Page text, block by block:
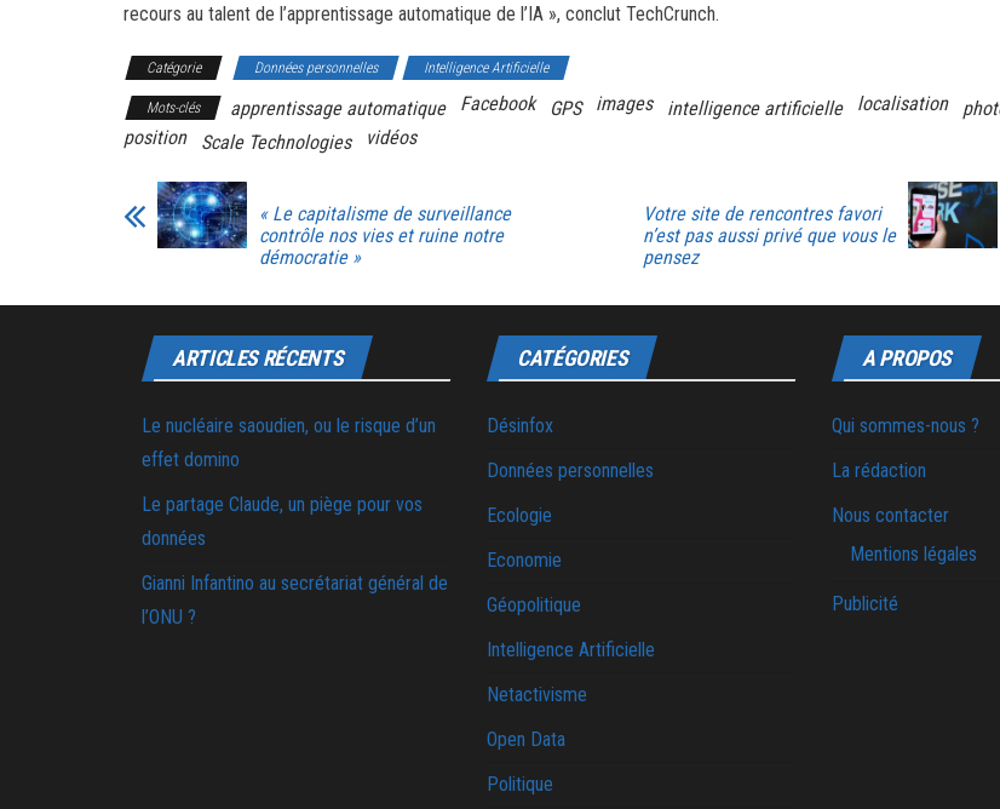
recours au talent de l’apprentissage automatique de l’IA », conclut TechCrunch.
Catégorie Données personnelles Intelligence Artificielle
Mots-clés apprentissage automatique Facebook GPS images intelligence artificielle localisation
position
Scale Technologies vidéos
« Le capitalisme de surveillance
contrôle nos vies et ruine notre
démocratie »
Votre site de rencontres favori
n’est pas aussi privé que vous le
pensez
ARTICLES RÉCENTS
Le nucléaire saoudien, ou le risque d’un
effet domino
Le partage Claude, un piège pour vos
données
Gianni Infantino au secrétariat général de
l’ONU ?
CATÉGORIES
Désinfox
Données personnelles
Ecologie
Economie
Géopolitique
Intelligence Artificielle
Netactivisme
Open Data
Politique
A PROPOS
Qui sommes-nous ?
La rédaction
Nous contacter
Mentions légales
Publicité